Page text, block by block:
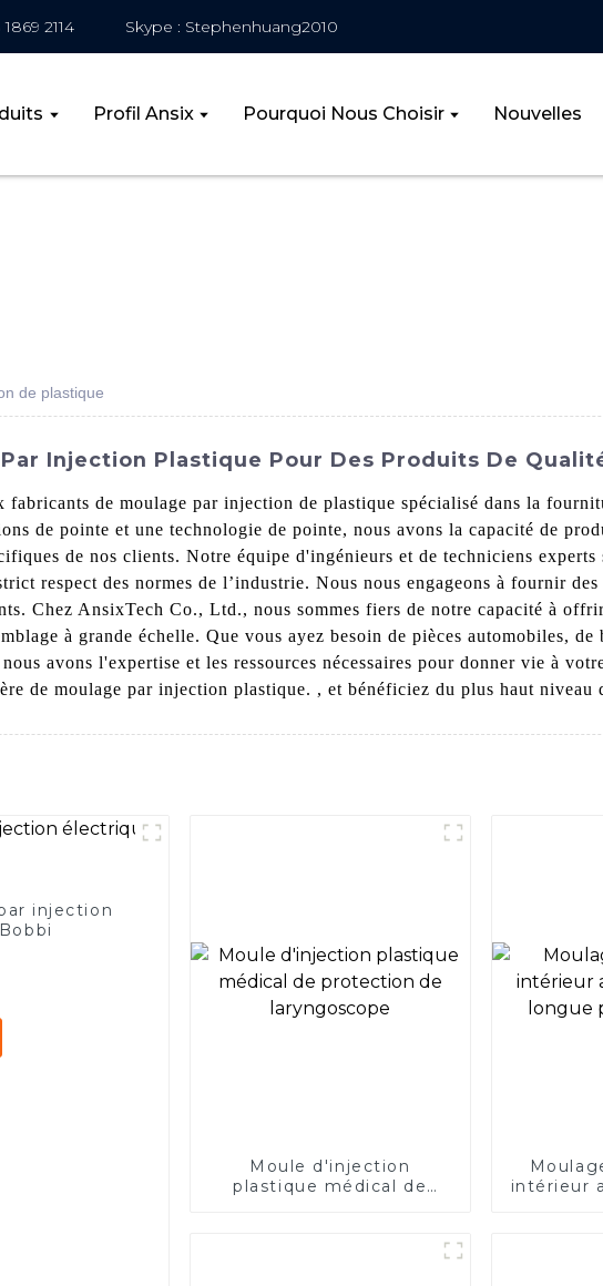
2114 Skype : Stephenhuang2010
Profil Ansix Pourquoi Nous Choisir Nouvelles
de plastique
Injection Plastique Pour Des Produits De
de moulage par injection de plastique spécialisé dans la
de pointe et une technologie de pointe, nous avons la capacité de
de nos clients. Notre équipe d'ingénieurs et de techniciens
respect des normes de l’industrie. Nous nous engageons à fournir
Chez AnsixTech Co., Ltd., nous sommes fiers de notre capacité à
à grande échelle. Que vous ayez besoin de pièces automobiles,
avons l'expertise et les ressources nécessaires pour donner vie à
de moulage par injection plastique. , et bénéficiez du plus haut
injection
Moule d'injection
plastique médical de
intérieur